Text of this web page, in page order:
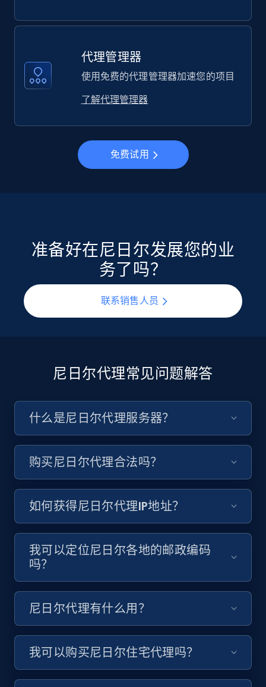
代理管理器
使用免费的代理管理器加速您的项目
了解代理管理器
免费试用
准备好在尼日尔发展您的业
务了吗？
联系销售人员
尼日尔代理常见问题解答
什么是尼日尔代理服务器？
购买尼日尔代理合法吗？
如何获得尼日尔代理IP地址？
我可以定位尼日尔各地的邮政编码
吗？
尼日尔代理有什么用？
我可以购买尼日尔住宅代理吗？